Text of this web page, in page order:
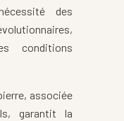
des
conditions
associée
garantit la